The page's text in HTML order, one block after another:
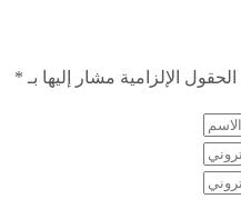
الحقول الإلزامية مشار إليها بـ *